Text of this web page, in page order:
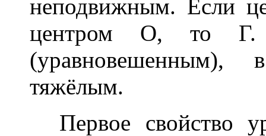
неподвижным. Если
центром О, то Г.
тяжёлым.
Первое свойство